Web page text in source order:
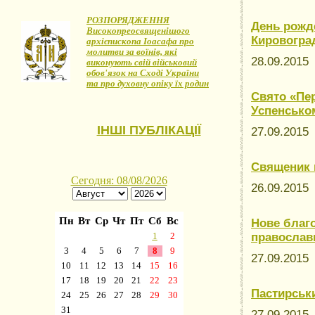
РОЗПОРЯДЖЕННЯ
Високопреосвященішого
архієпископа Іоасафа про
молитви за воїнів, які
виконують свій військовий
обов'язок на Сході України
та про духовну опіку їх родин
ІНШІ ПУБЛІКАЦІЇ
День
28.09.2015
Свято
27.09.2015
Священик
26.09.2015
Нове
27.09.2015